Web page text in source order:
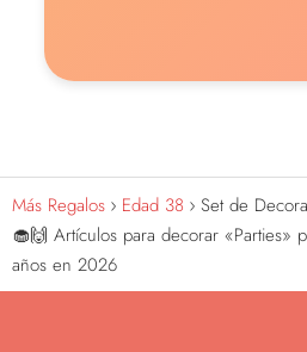
Más Regalos Edad 38
Set de
🧁🙌 Artículos para decorar «Parties»
años en 2026